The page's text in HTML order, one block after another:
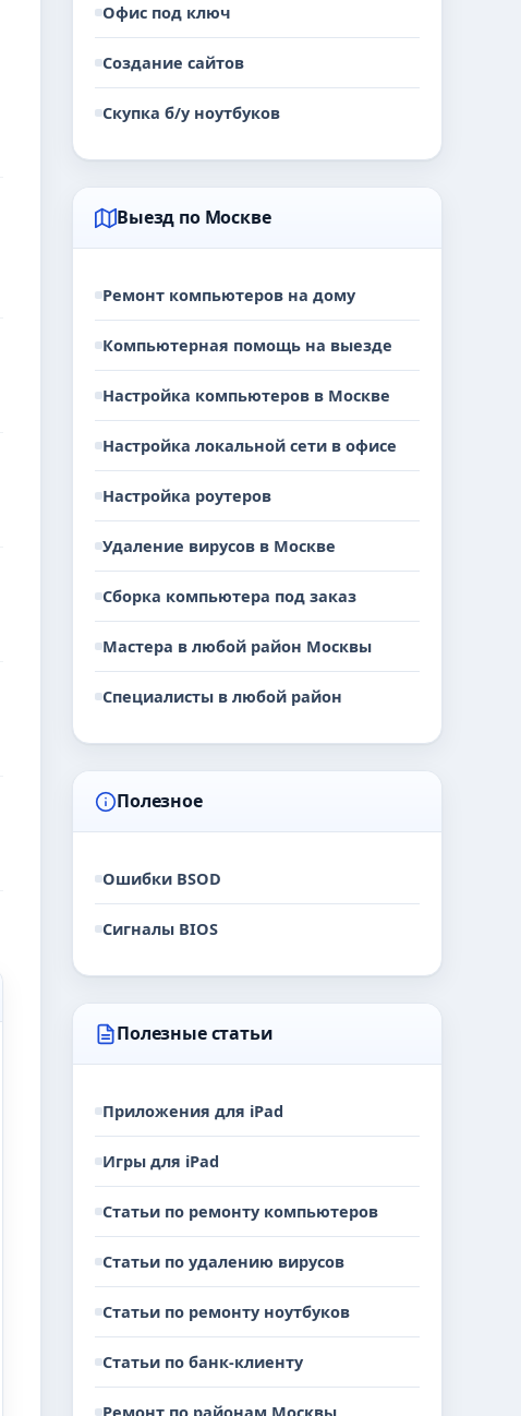
Офис под ключ
Создание сайтов
Скупка б/у ноутбуков
Выезд по Москве
Ремонт компьютеров на дому
Компьютерная помощь на выезде
Настройка компьютеров в Москве
Настройка локальной сети в офисе
Настройка роутеров
Удаление вирусов в Москве
Сборка компьютера под заказ
Мастера в любой район Москвы
Специалисты в любой район
Полезное
Ошибки BSOD
Сигналы BIOS
Полезные статьи
Приложения для iPad
Игры для iPad
Статьи по ремонту компьютеров
Статьи по удалению вирусов
Статьи по ремонту ноутбуков
Статьи по банк-клиенту
Ремонт по районам Москвы